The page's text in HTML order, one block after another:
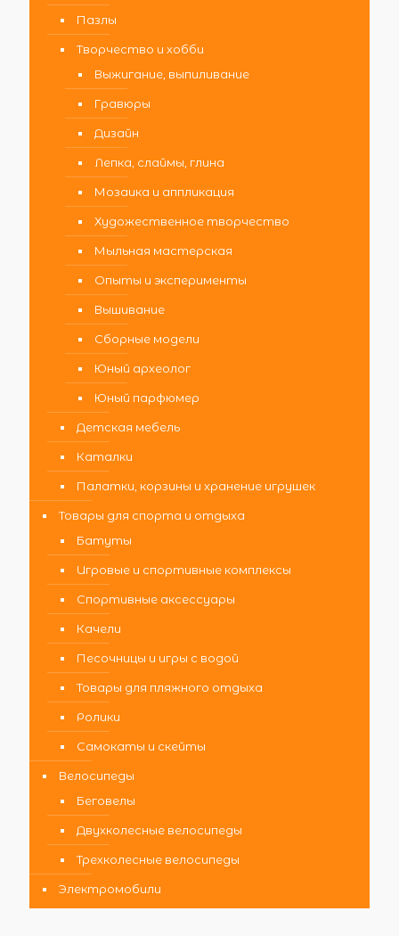
Пазлы
Творчество и хобби
Выжигание, выпиливание
Гравюры
Дизайн
Лепка, слаймы, глина
Мозаика и аппликация
Художественное творчество
Мыльная мастерская
Опыты и эксперименты
Вышивание
Сборные модели
Юный археолог
Юный парфюмер
Детская мебель
Каталки
Палатки, корзины и хранение игрушек
Товары для спорта и отдыха
Батуты
Игровые и спортивные комплексы
Спортивные аксессуары
Качели
Песочницы и игры с водой
Товары для пляжного отдыха
Ролики
Самокаты и скейты
Велосипеды
Беговелы
Двухколесные велосипеды
Трехколесные велосипеды
Электромобили